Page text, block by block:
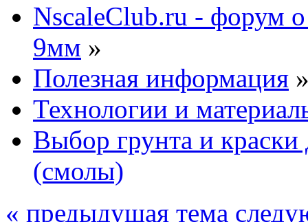
NscaleClub.ru - форум
9мм »
Полезная информация
Технологии и
Выбор грунта и краски
(смолы)
« предыдущая тема